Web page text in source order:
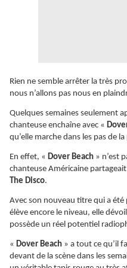
Rien ne semble arrêter la très
nous n’allons pas nous en
Quelques semaines seulement
chanteuse enchaîne avec «
qu’elle marche dans les pas de
En effet, « Dover Beach » n’est
chanteuse Américaine
The Disco.
Avec son nouveau titre qui a
élève encore le niveau, elle
possède un réel potentiel
« Dover Beach » a tout ce qu’il
devant de la scène dans les